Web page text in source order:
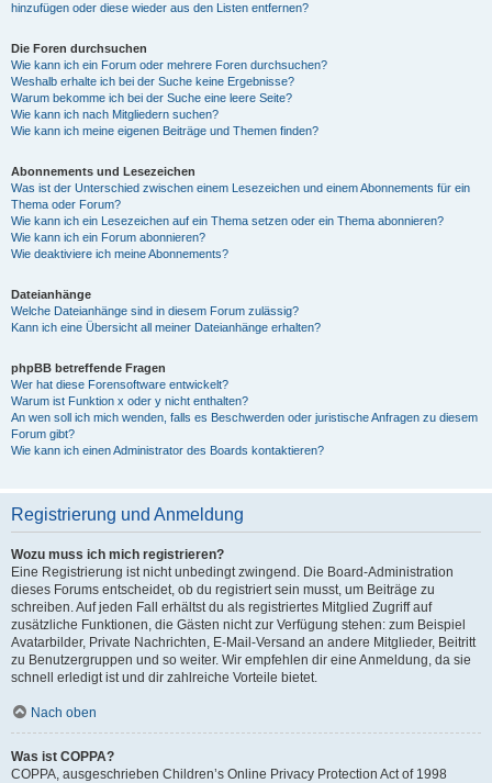
hinzufügen oder diese wieder aus den Listen entfernen?
Die Foren durchsuchen
Wie kann ich ein Forum oder mehrere Foren durchsuchen?
Weshalb erhalte ich bei der Suche keine Ergebnisse?
Warum bekomme ich bei der Suche eine leere Seite?
Wie kann ich nach Mitgliedern suchen?
Wie kann ich meine eigenen Beiträge und Themen finden?
Abonnements und Lesezeichen
Was ist der Unterschied zwischen einem Lesezeichen und einem Abonnements für ein
Thema oder Forum?
Wie kann ich ein Lesezeichen auf ein Thema setzen oder ein Thema abonnieren?
Wie kann ich ein Forum abonnieren?
Wie deaktiviere ich meine Abonnements?
Dateianhänge
Welche Dateianhänge sind in diesem Forum zulässig?
Kann ich eine Übersicht all meiner Dateianhänge erhalten?
phpBB betreffende Fragen
Wer hat diese Forensoftware entwickelt?
Warum ist Funktion x oder y nicht enthalten?
An wen soll ich mich wenden, falls es Beschwerden oder juristische Anfragen zu diesem
Forum gibt?
Wie kann ich einen Administrator des Boards kontaktieren?
Registrierung und Anmeldung
Wozu muss ich mich registrieren?
Eine Registrierung ist nicht unbedingt zwingend. Die Board-Administration
dieses Forums entscheidet, ob du registriert sein musst, um Beiträge zu
schreiben. Auf jeden Fall erhältst du als registriertes Mitglied Zugriff auf
zusätzliche Funktionen, die Gästen nicht zur Verfügung stehen: zum Beispiel
Avatarbilder, Private Nachrichten, E-Mail-Versand an andere Mitglieder, Beitritt
zu Benutzergruppen und so weiter. Wir empfehlen dir eine Anmeldung, da sie
schnell erledigt ist und dir zahlreiche Vorteile bietet.
Nach oben
Was ist COPPA?
COPPA, ausgeschrieben Children’s Online Privacy Protection Act of 1998